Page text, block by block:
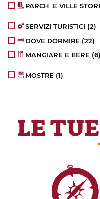
PARCHI E VILLE
SERVIZI TURISTICI (2)
DOVE DORMIRE (22)
MANGIARE E BERE (6)
MOSTRE (1)
LE